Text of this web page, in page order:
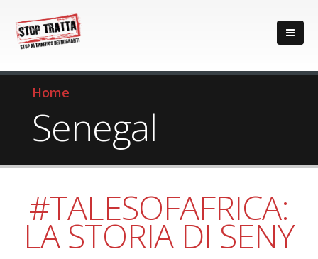
Home
Senegal
#TALESOFAFRICA:
LA STORIA DI SENY